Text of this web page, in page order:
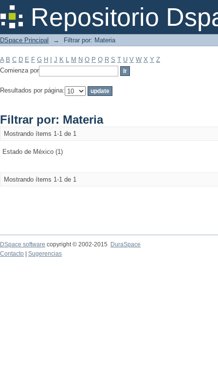
Repositorio
Filtrar por: Materia
DSpace Principal → Filtrar por: Materia
A B C D E F G H J K L M N O P Q R S T U V W X Y Z
Comienza por
Resultados por página:
Filtrar por: Materia
Mostrando ítems 1-1 de 1
Estado de México (1)
Mostrando ítems 1-1 de 1
DSpace software copyright © 2002-2015
DuraSpace
Contacto
Sugerencias